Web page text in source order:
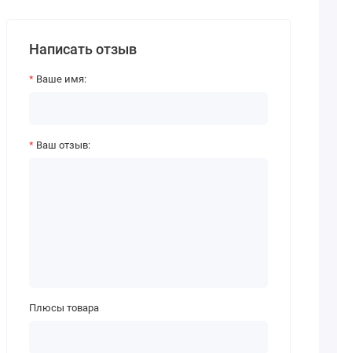
Написать отзыв
Ваше имя:
Ваш отзыв:
Плюсы товара